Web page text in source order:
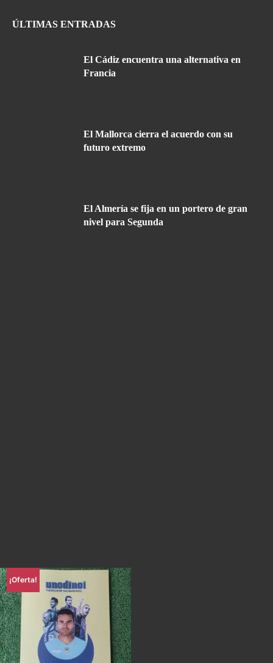
ÚLTIMAS ENTRADAS
El Cádiz encuentra una alternativa en
Francia
El Mallorca cierra el acuerdo con su
futuro extremo
El Almería se fija en un portero de gran
nivel para Segunda
¡Oferta!